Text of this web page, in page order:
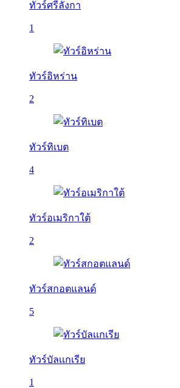
ทัวร์ศรีลังกา
1
ทัวร์อิหร่าน
2
ทัวร์ทิเบต
4
ทัวร์อเมริกาใต้
2
ทัวร์สกอตแลนด์
5
ทัวร์บัลเเกเรีย
1